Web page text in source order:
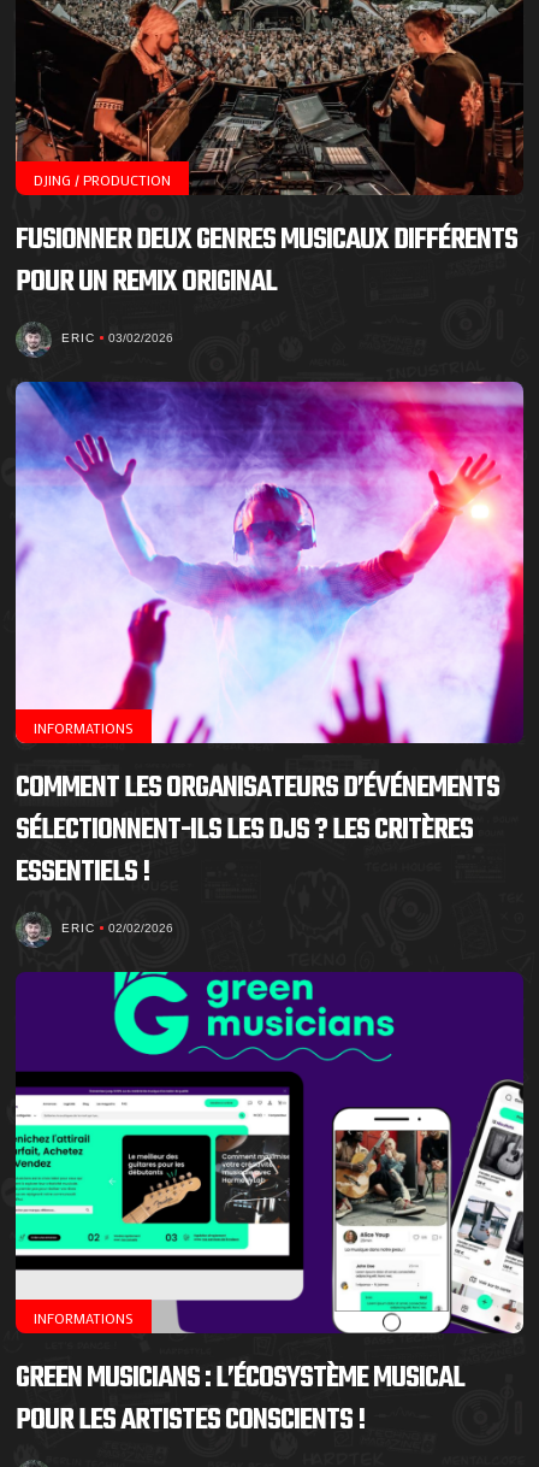
DJING / PRODUCTION
FUSIONNER DEUX GENRES MUSICAUX DIFFÉRENTS
POUR UN REMIX ORIGINAL
ERIC 03/02/2026
INFORMATIONS
COMMENT LES ORGANISATEURS D’ÉVÉNEMENTS
SÉLECTIONNENT-ILS LES DJS ? LES CRITÈRES
ESSENTIELS !
ERIC 02/02/2026
INFORMATIONS
GREEN MUSICIANS : L’ÉCOSYSTÈME MUSICAL
POUR LES ARTISTES CONSCIENTS !